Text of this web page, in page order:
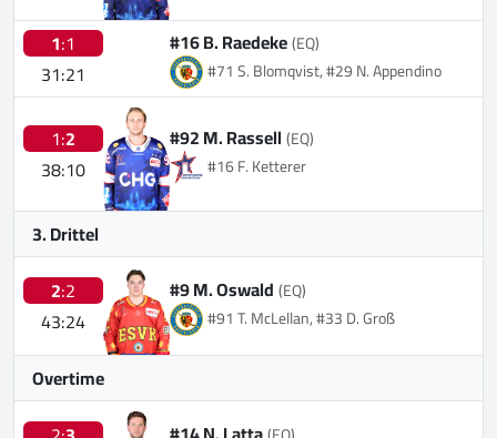
1:1
31:21
#16 B. Raedeke(EQ)
#71 S. Blomqvist, #29 N. Appendino
1:2
38:10
#92 M. Rassell(EQ)
#16 F. Ketterer
3. Drittel
2:2
43:24
#9 M. Oswald(EQ)
#91 T. McLellan, #33 D. Groß
Overtime